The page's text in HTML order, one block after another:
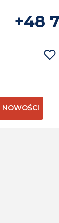
+48
NOWOŚCI